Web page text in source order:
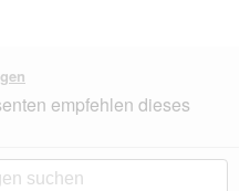
dieser
Aktion
du
zu
empfehlen dieses